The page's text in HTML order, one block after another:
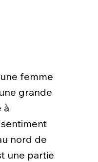
femme
grande
à
nord de
une partie